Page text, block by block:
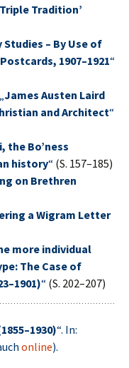
Tradition’
Studies – By Use of
1907–1921“
James Austen Laird
and Architect“
the Bo’ness
history“ (S. 157–185)
on Brethren
a Wigram Letter
more individual
The Case of
“ (S. 202–207)
“. In:
online).